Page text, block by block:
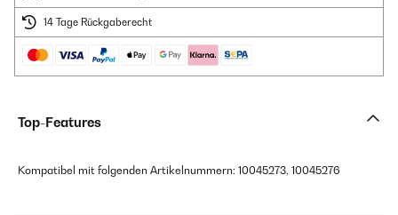
14 Tage Rückgaberecht
Top-Features
Kompatibel mit folgenden Artikelnummern: 10045273, 10045276